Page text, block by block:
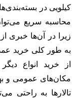
کیلویی در
محاسبه سریع
زیرا در آن‌ها خبری
به طور کلی خرید
از خرید انواع
مکان‌های عمومی و
تالارها به راحتی